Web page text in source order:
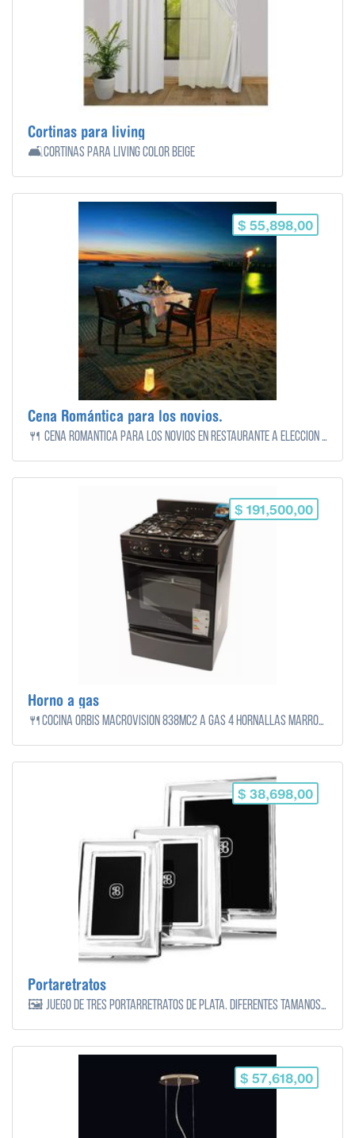
Cortinas para living
🛋️Cortinas para living color beige
$ 55,898,00
Cena Romántica para los novios.
🍴 Cena romántica para los novios en restaurante a elección por los novios en su luna de miel.
$ 191,500,00
Horno a gas
🍴Cocina Orbis Macrovisión 838MC2 a gas 4 hornallas marrón puerta con visor
$ 38,698,00
Portaretratos
🖼️ Juego de tres portarretratos de plata. Diferentes tamaños de foto.
$ 57,618,00